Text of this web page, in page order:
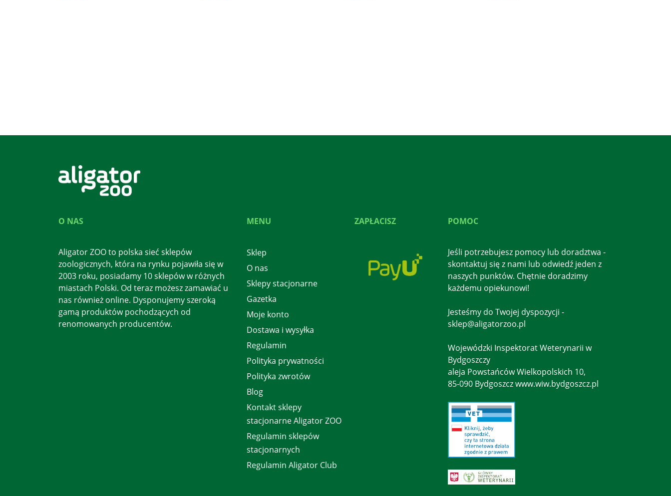
O NAS
Aligator ZOO to polska sieć sklepów
zoologicznych, która na rynku pojawiła się w
2003 roku, posiadamy 10 sklepów w różnych
miastach Polski. Od teraz możesz zamawiać u
nas również online. Dysponujemy szeroką
gamą produktów pochodzących od
renomowanych producentów.
MENU
Sklep
O nas
Sklepy stacjonarne
Gazetka
Moje konto
Dostawa i wysyłka
Regulamin
Polityka prywatności
Polityka zwrotów
Blog
Kontakt sklepy
stacjonarne Aligator ZOO
Regulamin sklepów
stacjonarnych
Regulamin Aligator Club
ZAPŁACISZ POMOC
Jeśli potrzebujesz pomocy lub doradztwa -
skontaktuj się z nami lub odwiedź jeden z
naszych punktów. Chętnie doradzimy
każdemu opiekunowi!
Jesteśmy do Twojej dyspozycji -
sklep@aligatorzoo.pl
Wojewódzki Inspektorat Weterynarii w
Bydgoszczy
aleja Powstańców Wielkopolskich 10,
85-090 Bydgoszcz www.wiw.bydgoszcz.pl